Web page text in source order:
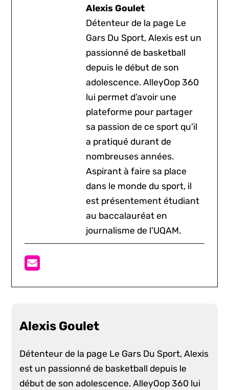
Alexis Goulet
Détenteur de la page Le
Gars Du Sport, Alexis est un
passionné de basketball
depuis le début de son
adolescence. AlleyOop 360
lui permet d’avoir une
plateforme pour partager
sa passion de ce sport qu’il
a pratiqué durant de
nombreuses années.
Aspirant à faire sa place
dans le monde du sport, il
est présentement étudiant
au baccalauréat en
journalisme de l'UQAM.
Alexis Goulet
Détenteur de la page Le Gars Du Sport, Alexis
est un passionné de basketball depuis le
début de son adolescence. AlleyOop 360 lui